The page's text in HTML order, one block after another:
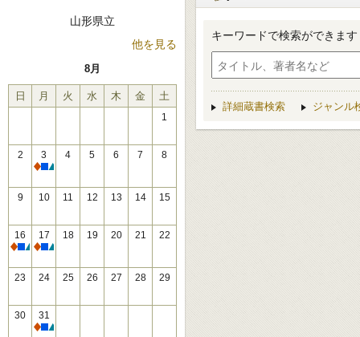
山形県立
他を見る
8月
日 月 火 水 木 金 土
1
2
3
休館
4 5 6 7 8
9 10 11 12 13 14 15
16
休館
17
休館
18 19 20 21 22
23 24 25 26 27 28 29
30
31
休館
キーワードで検索ができます
詳細蔵書検索 ジャンル